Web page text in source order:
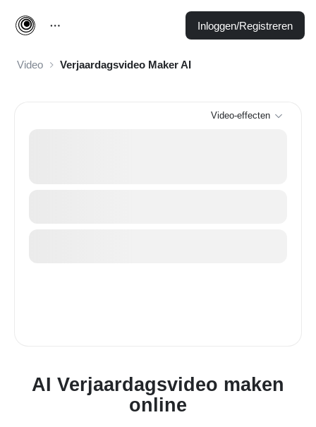
Inloggen/Registreren
Video Verjaardagsvideo Maker AI
AI Verjaardagsvideo maken
online
Video-effecten